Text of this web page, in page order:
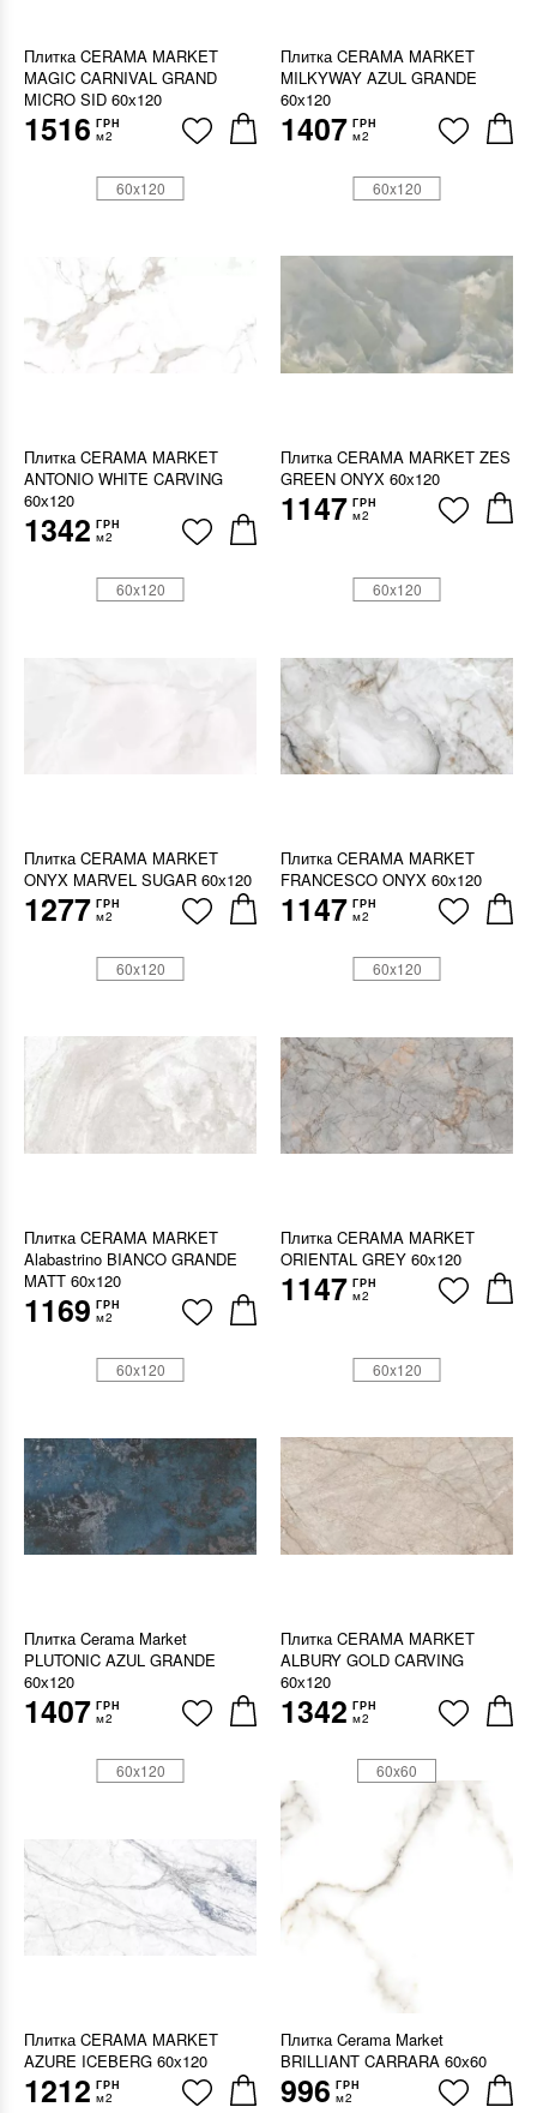
Плитка CERAMA MARKET
MAGIC CARNIVAL GRAND
MICRO SID 60х120
1516 ГРН
м2
Плитка CERAMA MARKET
MILKYWAY AZUL GRANDE
60х120
1407 ГРН
м2
Плитка CERAMA MARKET
ANTONIO WHITE CARVING
60х120
1342 ГРН
м2
60x120
Плитка CERAMA MARKET ZES
GREEN ONYX 60х120
1147 ГРН
м2
60x120
Плитка CERAMA MARKET
ONYX MARVEL SUGAR 60х120
1277 ГРН
м2
60x120
Плитка CERAMA MARKET
FRANCESCO ONYX 60х120
1147 ГРН
м2
60x120
Плитка CERAMA MARKET
Alabastrino BIANCO GRANDE
MATT 60х120
1169 ГРН
м2
60x120
Плитка CERAMA MARKET
ORIENTAL GREY 60х120
1147 ГРН
м2
60x120
Плитка Cerama Market
PLUTONIC AZUL GRANDE
60х120
1407 ГРН
м2
60x120
Плитка CERAMA MARKET
ALBURY GOLD CARVING
60х120
1342 ГРН
м2
60x120
Плитка CERAMA MARKET
AZURE ICEBERG 60х120
1212 ГРН
м2
60x120
Плитка Cerama Market
BRILLIANT CARRARA 60х60
996 ГРН
м2
60x60